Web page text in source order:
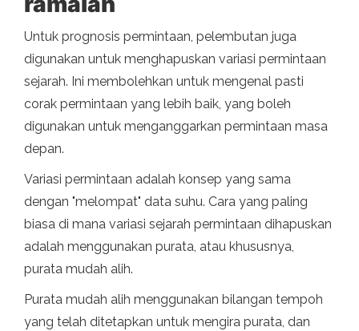
Untuk prognosis permintaan, pelembutan juga
digunakan untuk menghapuskan variasi permintaan
sejarah. Ini membolehkan untuk mengenal pasti
corak permintaan yang lebih baik, yang boleh
digunakan untuk menganggarkan permintaan masa
depan.
Variasi permintaan adalah konsep yang sama
dengan "melompat" data suhu. Cara yang paling
biasa di mana variasi sejarah permintaan dihapuskan
adalah menggunakan purata, atau khususnya,
purata mudah alih.
Purata mudah alih menggunakan bilangan tempoh
yang telah ditetapkan untuk mengira purata, dan